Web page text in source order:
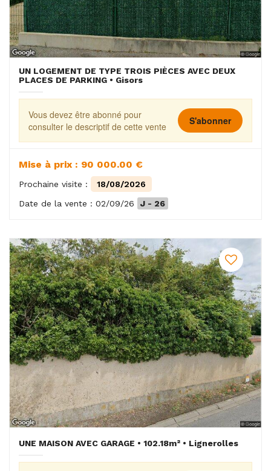
UN LOGEMENT DE TYPE TROIS PIÈCES AVEC DEUX
PLACES DE PARKING • Gisors
Vous devez être abonné pour
consulter le descriptif de cette vente
S'abonner
Mise à prix : 90 000.00 €
Prochaine visite :
18/08/2026
Date de la vente : 02/09/26
J - 26
UNE MAISON AVEC GARAGE • 102.18m² • Lignerolles